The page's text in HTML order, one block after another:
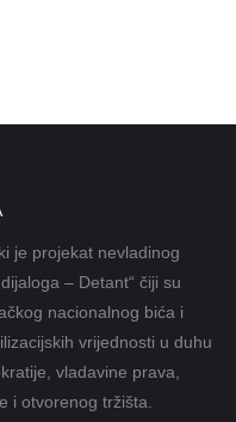
je projekat nevladinog
– Detant“ čiji su
nacionalnog bića i
vrijednosti u duhu
vladavine prava,
i otvorenog tržišta.